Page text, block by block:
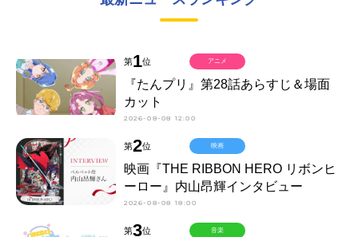
第1位
『たんプリ』第28話あらすじ＆場面
カット
2026-08-08 12:00
アニメ
第2位
映画『THE RIBBON HERO リボンヒ
ーロー』内山昂輝インタビュー
2026-08-08 18:00
映画
第3位 音楽